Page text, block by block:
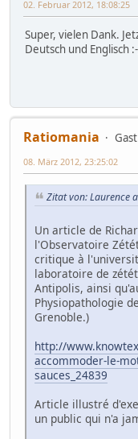
02. Februar 2012, 18:08:25
Super, vielen Dank.
Deutsch und Englisch
Ratiomania
Gast
08. März 2012, 23:25:02
Zitat von: Laurence
Un article de
l'Observatoire
critique à
laboratoire de
Antipolis, ainsi
Physiopathologie
Grenoble.)
http://
accommoder-le-
sauces_24839
Article illustré
un public qui n'a